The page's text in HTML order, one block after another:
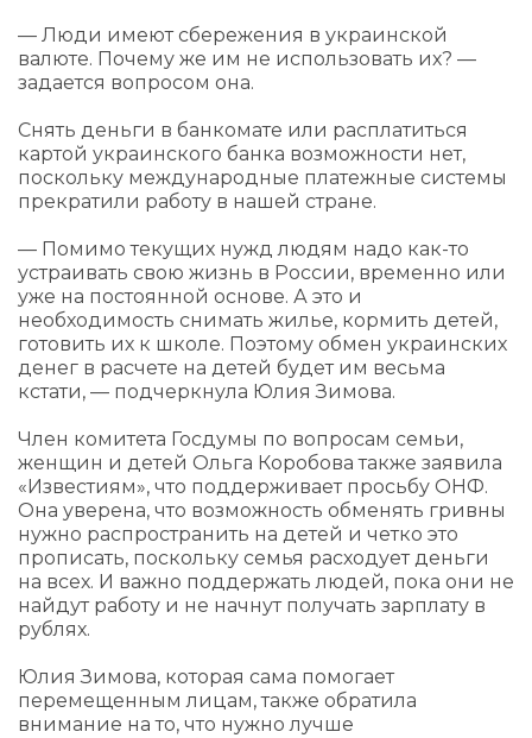
— Люди имеют сбережения в украинской
валюте. Почему же им не использовать их? —
задается вопросом она.
Снять деньги в банкомате или расплатиться
картой украинского банка возможности нет,
поскольку международные платежные системы
прекратили работу в нашей стране.
— Помимо текущих нужд людям надо как-то
устраивать свою жизнь в России, временно или
уже на постоянной основе. А это и
необходимость снимать жилье, кормить детей,
готовить их к школе. Поэтому обмен украинских
денег в расчете на детей будет им весьма
кстати, — подчеркнула Юлия Зимова.
Член комитета Госдумы по вопросам семьи,
женщин и детей Ольга Коробова также заявила
«Известиям», что поддерживает просьбу ОНФ.
Она уверена, что возможность обменять гривны
нужно распространить на детей и четко это
прописать, поскольку семья расходует деньги
на всех. И важно поддержать людей, пока они не
найдут работу и не начнут получать зарплату в
рублях.
Юлия Зимова, которая сама помогает
перемещенным лицам, также обратила
внимание на то, что нужно лучше